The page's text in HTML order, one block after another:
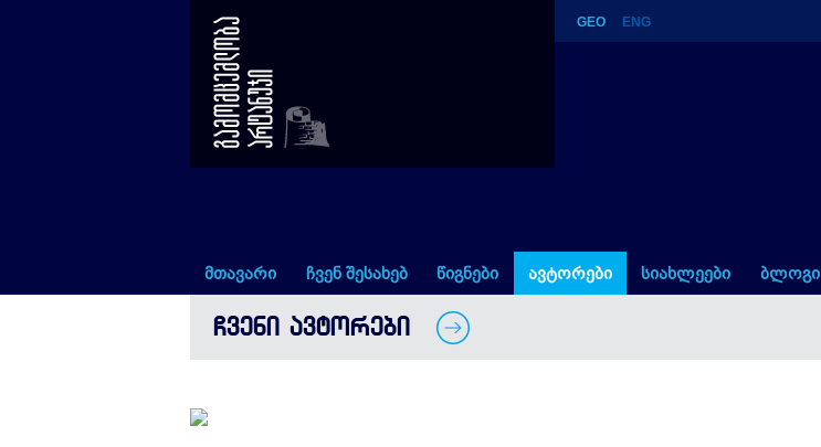
ანა მეშკოვსკა
GEO ENG
მთავარი ჩვენ შესახებ წიგნები ავტორები სიახლეები ბლოგი
ᲩᲕᲔᲜᲘ ᲐᲕᲢᲝᲠᲔᲑᲘ